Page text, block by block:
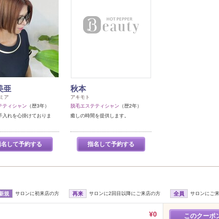
亜
ア
ティシャン （歴3年）
入れを心掛けておりま
して予約する
秋本
アキモト
脱毛エステティシャン （歴2年）
癒しの時間を提供します。
指名して予約する
規 サロンに初来店の方 再来 サロンに2回目以降にご来店の方 全員 サロンにご
¥0 このクーポ